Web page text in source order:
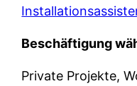
Beschäftigung
Private Projekte,